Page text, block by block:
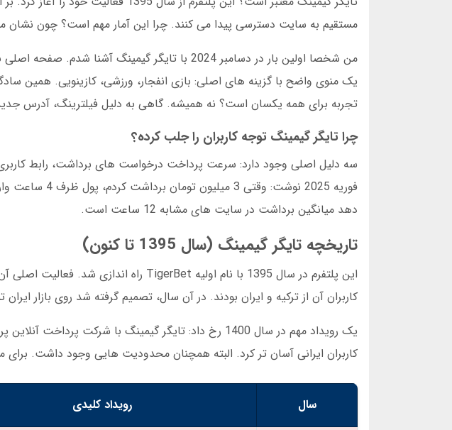
مستقیم به سایت دسترسی پیدا می کنند. چرا این آمار مهم است؟ چون
من شخصا اولین بار در دسامبر 2024 با تایگر
تجربه برای همه یکسان است؟ نه همیشه. گاهی به دلیل فیلترینگ، آدرس جدید
چرا تایگر گیمینگ توجه کاربران را جلب کرده؟
فوریه 2025
دهد میانگین برداشت در سایت های مشابه 12 ساعت است.
تاریخچه تایگر گیمینگ (سال 1395 تا کنون)
کاربران آن از ترکیه و ایران بودند. در آن سال، تصمیم گرفته شد روی بازار
یک رویداد مهم در سال 1400 رخ داد: تایگر گیمینگ با شرکت
کاربران ایرانی آسان تر کرد. البته همچنان محدودیت هایی وجود داشت. برای مثال، مبلغ حداکثر
سال رویداد کلیدی